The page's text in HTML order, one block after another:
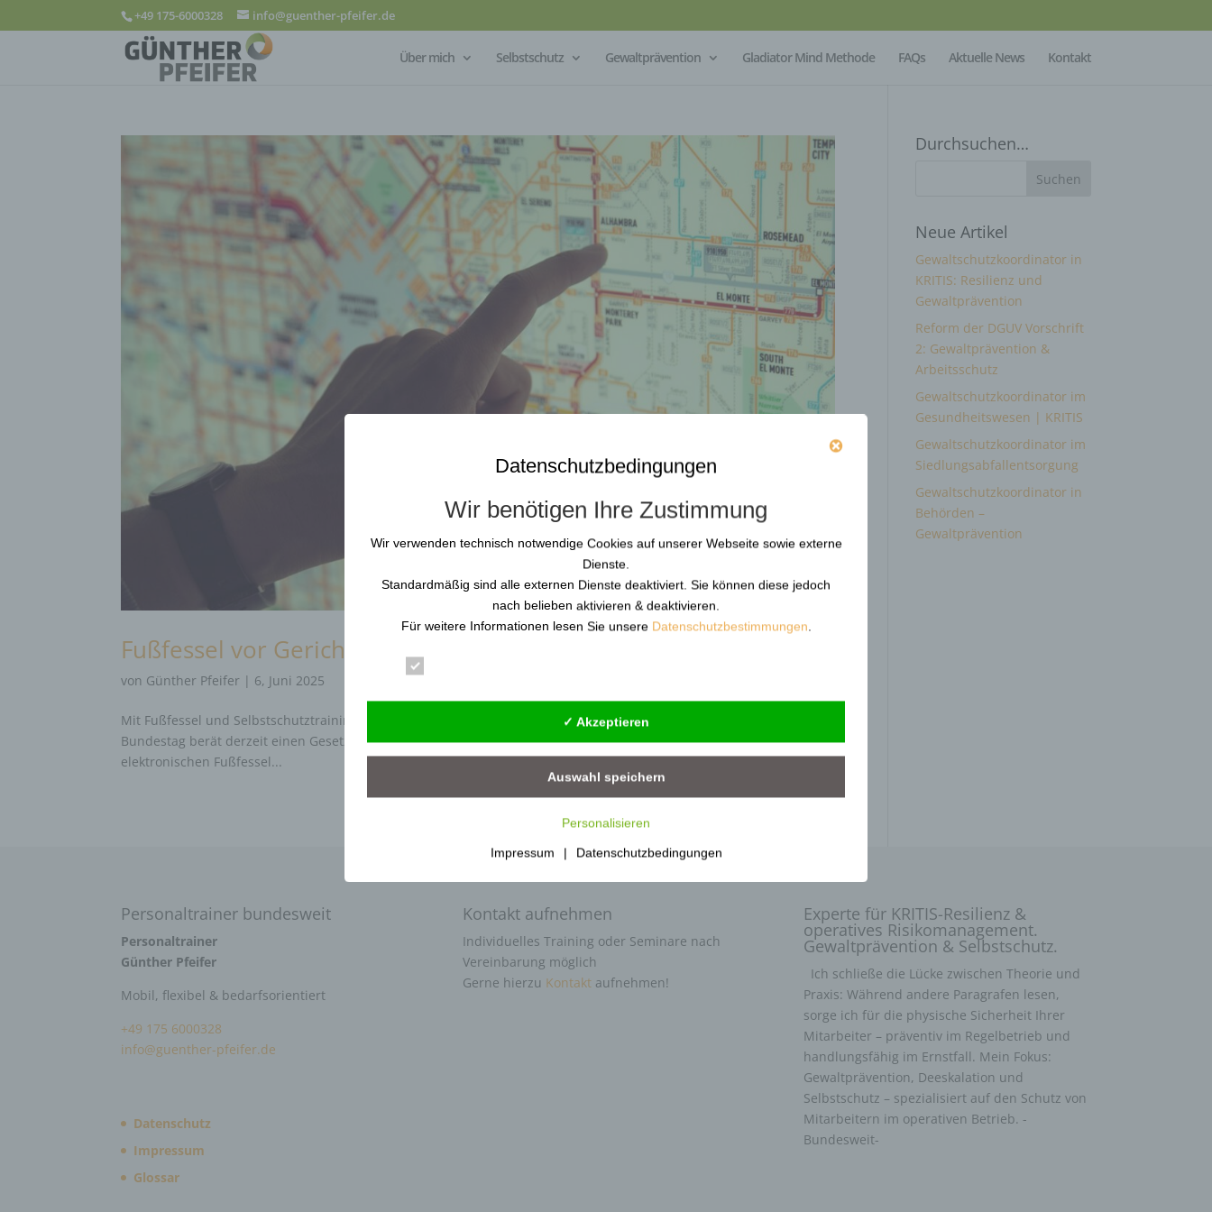
+49 175-6000328 info@guenther-pfeifer.de
Über mich Selbstschutz Gewaltprävention Gladiator Mind Methode FAQs Aktuelle News Kontakt
Fußfessel vor Gericht: Wie Täterarbeit Opfer bewahrt
von Günther Pfeifer | 6, Juni 2025
Mit Fußfessel und Selbstschutztraining für Behörden & Institutionen: Wie Täterarbeit Opfer nachhaltig schützt Der
Bundestag berät derzeit einen Gesetzentwurf, der Familiengerichte in Hochrisikofällen erstmals zur Anordnung einer
elektronischen Fußfessel...
Durchsuchen…
Neue Artikel
Gewaltschutzkoordinator in
KRITIS: Resilienz und
Gewaltprävention
Reform der DGUV Vorschrift
2: Gewaltprävention &
Arbeitsschutz
Gewaltschutzkoordinator im
Gesundheitswesen | KRITIS
Gewaltschutzkoordinator im
Siedlungsabfallentsorgung
Gewaltschutzkoordinator in
Behörden –
Gewaltprävention
Personaltrainer bundesweit
Personaltrainer
Günther Pfeifer
Mobil, flexibel & bedarfsorientiert
+49 175 6000328
info@guenther-pfeifer.de
Datenschutz
Impressum
Glossar
Kontakt aufnehmen
Individuelles Training oder Seminare nach
Vereinbarung möglich
Gerne hierzu Kontaktaufnehmen!
Experte für KRITIS-Resilienz &
operatives Risikomanagement.
Gewaltprävention & Selbstschutz.
Ich schließe die Lücke zwischen Theorie und
Praxis: Während andere Paragrafen lesen,
sorge ich für die physische Sicherheit Ihrer
Mitarbeiter – präventiv im Regelbetrieb und
handlungsfähig im Ernstfall. Mein Fokus:
Gewaltprävention, Deeskalation und
Selbstschutz – spezialisiert auf den Schutz von
Mitarbeitern im operativen Betrieb. -
Bundesweit-
Datenschutzbedingungen
Wir benötigen Ihre Zustimmung
Wir verwenden technisch notwendige Cookies auf unserer Webseite sowie externe
Dienste.
Standardmäßig sind alle externen Dienste deaktiviert. Sie können diese jedoch
nach belieben aktivieren & deaktivieren.
Für weitere Informationen lesen Sie unsere Datenschutzbestimmungen
✓ Akzeptieren
Auswahl speichern
Personalisieren
Impressum | Datenschutzbedingungen